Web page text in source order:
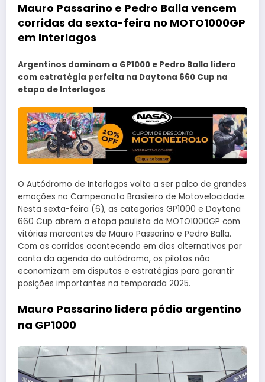
Mauro Passarino e Pedro Balla vencem
corridas da sexta-feira no MOTO1000GP
em Interlagos
Argentinos dominam a GP1000 e Pedro Balla lidera
com estratégia perfeita na Daytona 660 Cup na
etapa de Interlagos
O Autódromo de Interlagos volta a ser palco de grandes
emoções no Campeonato Brasileiro de Motovelocidade.
Nesta sexta-feira (6), as categorias GP1000 e Daytona
660 Cup abrem a etapa paulista do MOTO1000GP com
vitórias marcantes de Mauro Passarino e Pedro Balla.
Com as corridas acontecendo em dias alternativos por
conta da agenda do autódromo, os pilotos não
economizam em disputas e estratégias para garantir
posições importantes na temporada 2025.
Mauro Passarino lidera pódio argentino
na GP1000